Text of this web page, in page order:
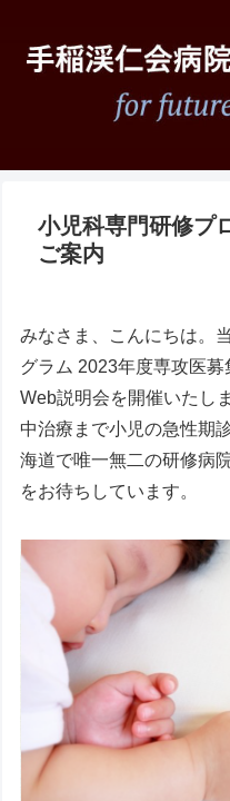
小児科専門研修プ
ご案内
みなさま、こんにちは。
グラム 2023年度専攻医
Web説明会を開催いたし
中治療まで小児の急性期
海道で唯一無二の研修病
をお待ちしています。